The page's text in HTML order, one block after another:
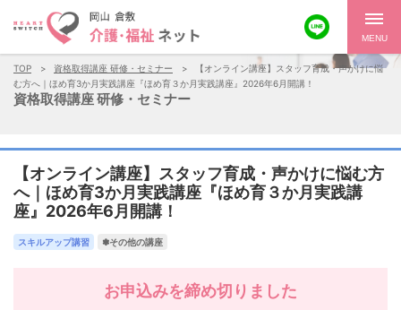
MENU
TOP 資格取得講座 研修・セミナー
【オンライン講座】スタッフ育成・声かけに悩
む方へ｜ほめ育3か月実践講座『ほめ育３か月実践講座』2026年6月開講！
資格取得講座 研修・セミナー
【オンライン講座】スタッフ育成・声かけに悩む方
へ｜ほめ育3か月実践講座『ほめ育３か月実践講
座』2026年6月開講！
スキルアップ講習 ✽その他の講座
お申込みを締め切りました